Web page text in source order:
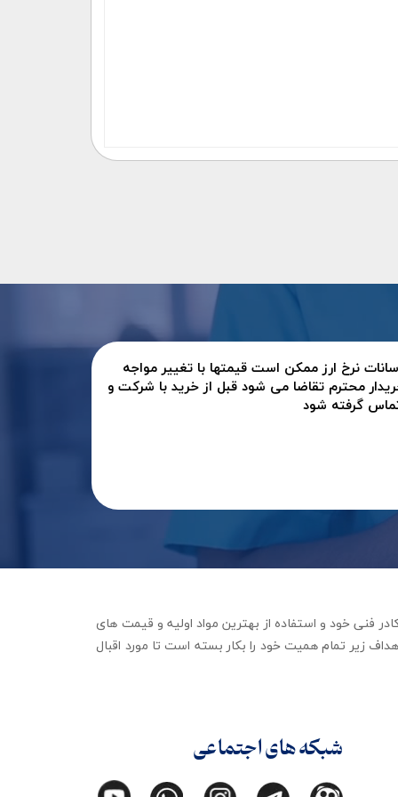
نرخ ارز ممکن است قیمتها با تغییر مواجه
محترم تقاضا می شود قبل از خرید با شرکت و
گرفته شود
توانبخشی با تکیه بر کادر فنی خود و استفاده از بهترین مواد اولیه و قیمت های
زیر تمام همیت خود را بکار بسته است تا مورد اقبال
شبکه های اجتماعی